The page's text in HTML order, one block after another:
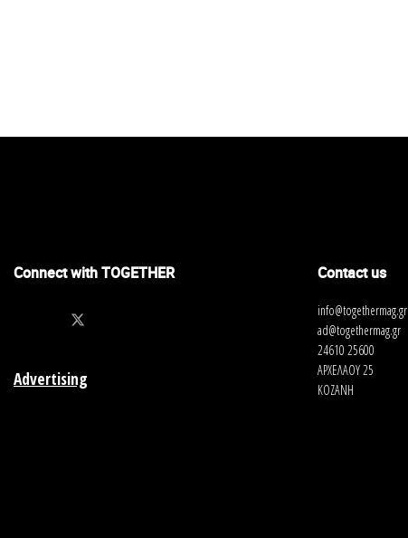
Connect with TOGETHER
Advertising
Contact us
info@togethermag.gr
ad@togethermag.gr
24610 25600
ΑΡΧΕΛΑΟΥ 25
ΚΟΖΑΝΗ